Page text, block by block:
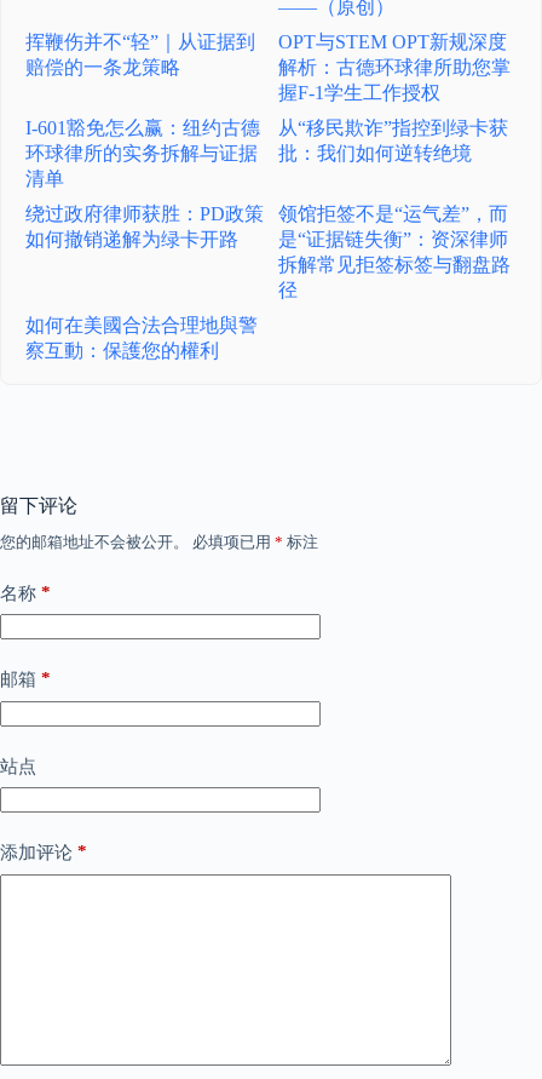
——（原创）
挥鞭伤并不“轻”｜从证据到
赔偿的一条龙策略
OPT与STEM OPT新规深度
解析：古德环球律所助您掌
握F-1学生工作授权
I-601豁免怎么赢：纽约古德
环球律所的实务拆解与证据
清单
从“移民欺诈”指控到绿卡获
批：我们如何逆转绝境
绕过政府律师获胜：PD政策
如何撤销递解为绿卡开路
领馆拒签不是“运气差”，而
是“证据链失衡”：资深律师
拆解常见拒签标签与翻盘路
径
如何在美國合法合理地與警
察互動：保護您的權利
留下评论
您的邮箱地址不会被公开。 必填项已用 * 标注
名称 *
邮箱 *
站点
添加评论 *